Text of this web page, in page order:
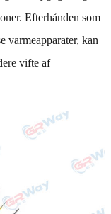
Efterhånden som
varmeapparater, kan
vifte af